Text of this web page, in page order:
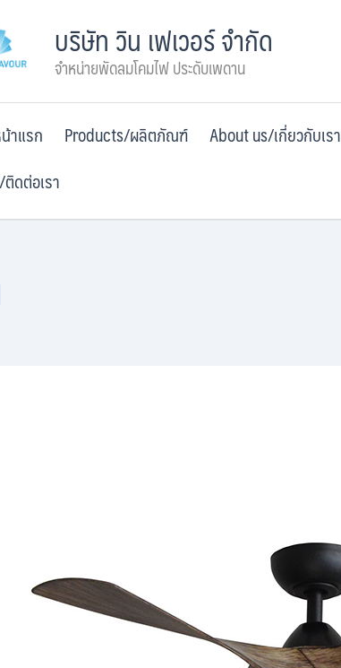
บริษัท วิน เฟเวอร์ จำกัด
จำหน่ายพัดลมโคมไฟ ประดับเพดาน
าแรก Products/ผลิตภัณฑ์ About us/เกี่ยวกับเรา
ดต่อเรา